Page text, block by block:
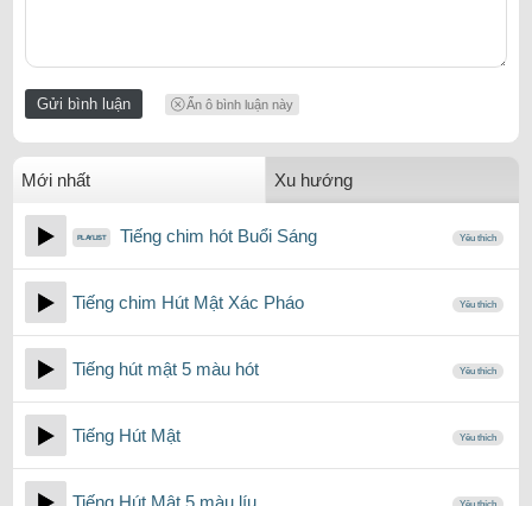
Ẩn ô bình luận này
Mới nhất Xu hướng
Tiếng chim hót Buổi Sáng Yêu thích
Tiếng chim Hút Mật Xác Pháo Yêu thích
Tiếng hút mật 5 màu hót Yêu thích
Tiếng Hút Mật Yêu thích
Tiếng Hút Mật 5 màu líu Yêu thích